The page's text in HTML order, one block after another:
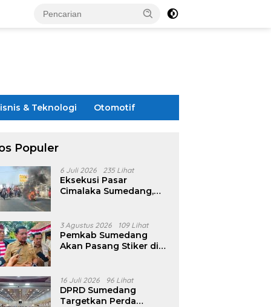
& Teknologi Otomotif
Populer
6 Juli 2026 235 Lihat
Eksekusi Pasar
Cimalaka Sumedang,
3 Agustus 2026 109 Lihat
Pemkab Sumedang
Akan Pasang Stiker di
16 Juli 2026 96 Lihat
DPRD Sumedang
Targetkan Perda